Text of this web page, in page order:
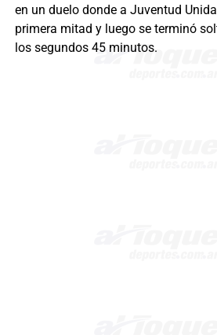
en un duelo donde a Juventud
primera mitad y luego se terminó
los segundos 45 minutos.